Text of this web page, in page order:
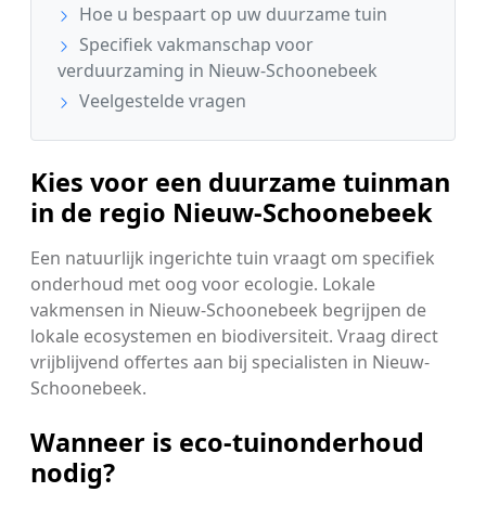
Hoe u bespaart op uw duurzame tuin
Specifiek vakmanschap voor
verduurzaming in Nieuw-Schoonebeek
Veelgestelde vragen
Kies voor een duurzame tuinman
in de regio Nieuw-Schoonebeek
Een natuurlijk ingerichte tuin vraagt om specifiek
onderhoud met oog voor ecologie. Lokale
vakmensen in Nieuw-Schoonebeek begrijpen de
lokale ecosystemen en biodiversiteit. Vraag direct
vrijblijvend offertes aan bij specialisten in Nieuw-
Schoonebeek.
Wanneer is eco-tuinonderhoud
nodig?